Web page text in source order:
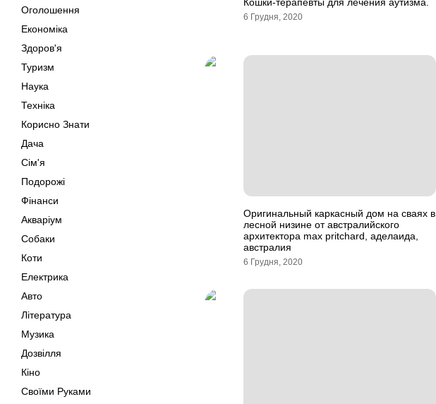
Оголошення
Економіка
Здоров'я
Туризм
Наука
Техніка
Корисно Знати
Дача
Сім'я
Подорожі
Фінанси
Акваріум
Собаки
Коти
Електрика
Авто
Література
Музика
Дозвілля
Кіно
Своїми Руками
6 Грудня, 2020
Оригинальный каркасный дом на сваях в
лесной низине от австралийского
архитектора max pritchard, аделаида,
австралия
6 Грудня, 2020